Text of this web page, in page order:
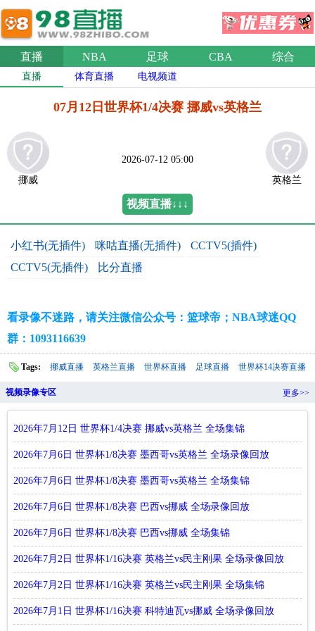
直播 NBA 足球 CBA 综合
直播 体育直播 电视频道
07月12日世界杯1/4决赛 挪威vs英格兰
挪威
2026-07-12 05:00
英格兰
视频直播↓↓↓
小红书(无插件) 咪咕直播(无插件)
CCTV5(插件)
CCTV5(无插件)
比分直播
看录像不迷路，请关注微信公众号：篮球帝；NBA球迷QQ
群：1093116639
Tags: 挪威直播 英格兰直播 世界杯直播 足球直播 世界杯14决赛直播
视频录像专区 更多>>
2026年7月12日 世界杯1/4决赛 挪威vs英格兰 全场集锦
2026年7月6日 世界杯1/8决赛 墨西哥vs英格兰 全场录像回放
2026年7月6日 世界杯1/8决赛 墨西哥vs英格兰 全场集锦
2026年7月6日 世界杯1/8决赛 巴西vs挪威 全场录像回放
2026年7月6日 世界杯1/8决赛 巴西vs挪威 全场集锦
2026年7月2日 世界杯1/16决赛 英格兰vs民主刚果 全场录像回放
2026年7月2日 世界杯1/16决赛 英格兰vs民主刚果 全场集锦
2026年7月1日 世界杯1/16决赛 科特迪瓦vs挪威 全场录像回放